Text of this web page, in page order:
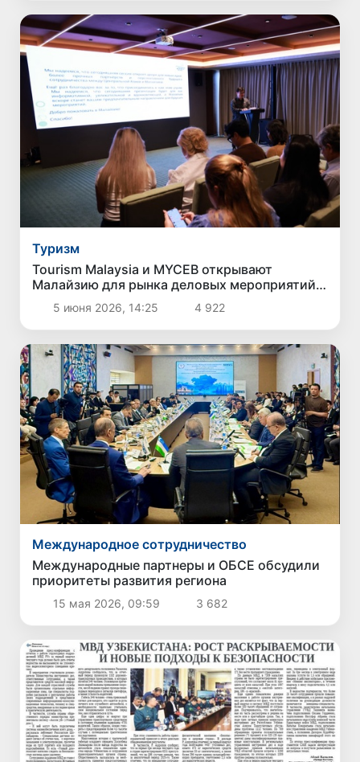
Туризм
Tourism Malaysia и MYCEB открывают
Малайзию для рынка деловых мероприятий
Центральной Азии
5 июня 2026, 14:25 4 922
Международное сотрудничество
Международные партнеры и ОБСЕ обсудили
приоритеты развития региона
15 мая 2026, 09:59 3 682